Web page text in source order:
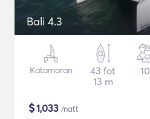
Bali 4.3
Katamaran
43 fot
13 m
10
$1,033 /natt